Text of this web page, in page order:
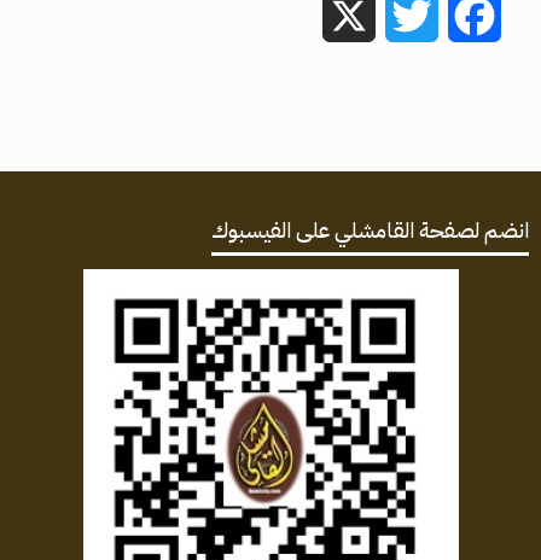
Facebook
Twitter
انضم لصفحة القامشلي على الفيسبوك